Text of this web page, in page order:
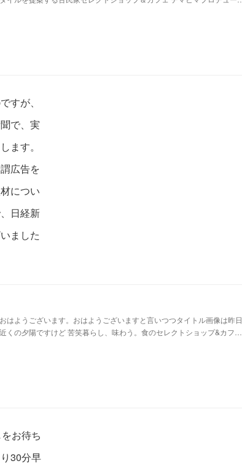
すが、
で、実
ます。
広告を
につい
日経新
ました
はようございます。おはようございますと言いつつタイトル画像は昨日
くの夕陽ですけど 苦笑暮らし、味わう。食のセレクトショップ&カフ…
お待ち
30分早